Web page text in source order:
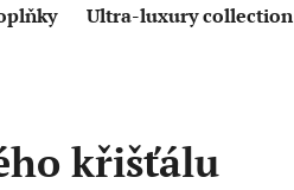
Ultra-luxury collection
křišťálu